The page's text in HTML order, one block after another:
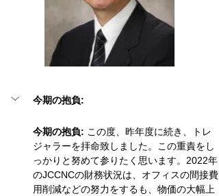
今期の抱負:
今期の抱負: この度、昨年度に続き、トレ
ジャラーを拝命致しました。この重責をし
っかりと努めて参りたく思います。2022年
のJCCNCの財務状況は、オフィスの間接費
用削減などの努力をするも、物価の大幅上